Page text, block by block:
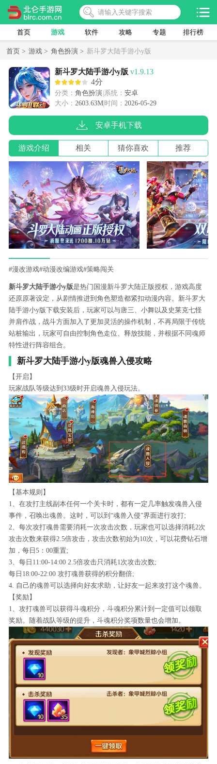
首页 游戏 软件 攻略 专题 排行榜
首页 > 游戏 > 角色扮演 > 新斗罗大陆手游小y版
新斗罗大陆手游小y版 v1.9.13
4分
分类： 角色扮演 系统： 安卓
大小： 2603.63M 时间： 2026-05-29
安卓手机下载
游戏介绍 相关 猜你喜欢 推荐
#漫改游戏#动漫改编游戏#策略闯关
新斗罗大陆手游小y版是热门国漫新斗罗大陆正版授权，游戏高度
还原原著设定，从剧情推进到角色塑造都紧扣动漫内容。新斗罗大
陆手游小y版下载安装后，玩家可以与唐三、小舞以及史莱克七怪
并肩作战，战斗方面加入了更加灵活的操作机制，不再局限于传统
站桩输出，玩家可自由控制角色走位、释放技能，并根据不同魂师
特性进行阵容组合。
新斗罗大陆手游小y版魂兽入侵攻略
【开启】
玩家战队等级达到33级时开启魂兽入侵玩法。
【基本规则】
1、在攻打主线副本任何一个关卡时，都有一定几率触发魂兽入侵
事件，召唤出魂兽。这时，可以到“魂兽入侵”界面进行攻打;
2、每次攻打魂兽需要消耗一次攻击次数，玩家也可以选择消耗2次
攻击次数来获得2.5倍攻击，攻击次数初始为10次，可以花费钻石增
加，每日5：00重置;
3、每日11:00-14:00 2.5倍攻击只消耗1次攻击次数;
每日18:00-22:00 攻打魂兽获得的积分翻倍;
4. 自己的魂兽可以选择向好友求助，让好友一起来攻打这个魂兽。
【奖励】
1、攻打魂兽可以获得斗魂积分，斗魂积分累计到一定值可以领取
奖励。随着战队等级的提升，斗魂积分奖项数量也会增加。